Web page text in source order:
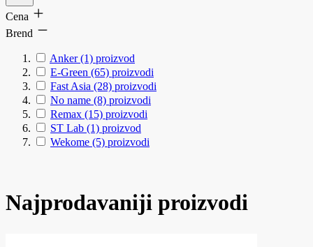
Cena
Brend
Anker (1) proizvod
E-Green (65) proizvodi
Fast Asia (28) proizvodi
No name (8) proizvodi
Remax (15) proizvodi
ST Lab (1) proizvod
Wekome (5) proizvodi
Najprodavaniji proizvodi